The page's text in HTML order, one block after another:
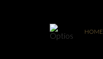
HOME